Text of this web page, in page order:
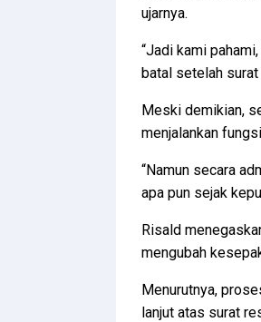
ujarnya.
“Jadi kami
batal setelah surat
Meski demikian,
menjalankan
“Namun secara
apa pun sejak
Risald
mengubah
Menurutnya,
lanjut atas surat